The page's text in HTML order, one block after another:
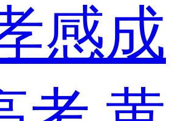
感成